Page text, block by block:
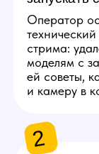
Весь стрим
быть на связи с
он делится
идеями того, что
чтобы это
мемберам. Для
насмотренность
Рассчитывать
со смены